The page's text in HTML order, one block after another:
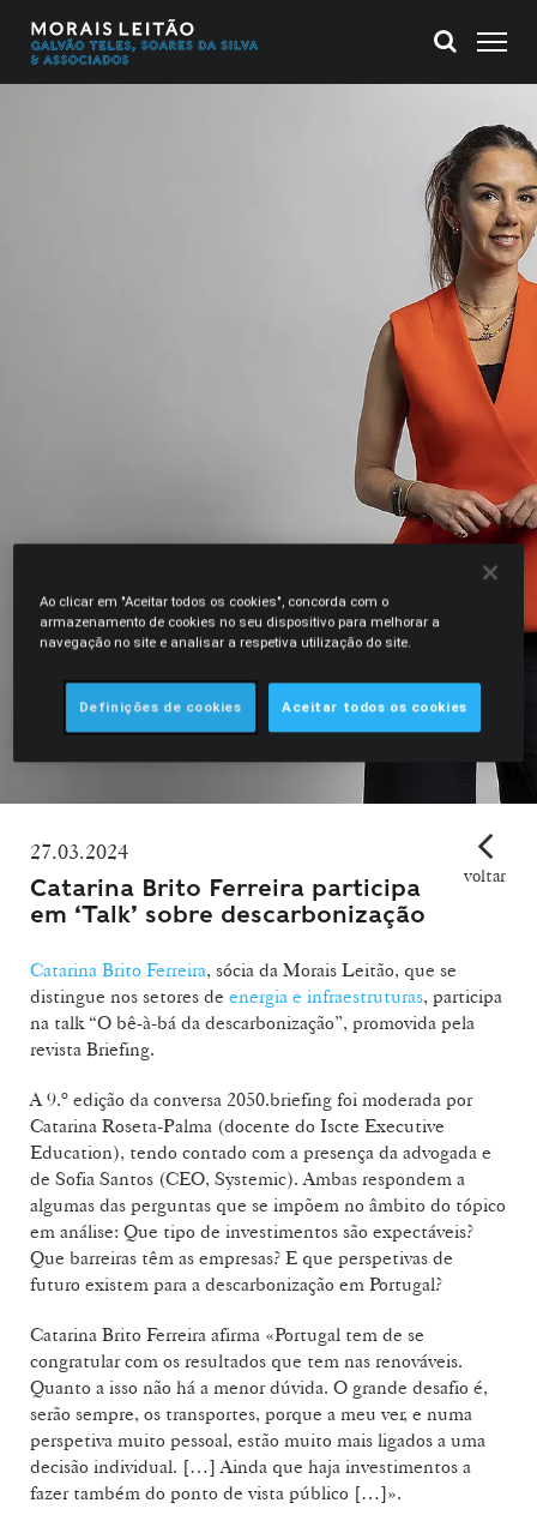
27.03.2024
Catarina Brito Ferreira participa
em ‘Talk’ sobre descarbonização
voltar
Catarina Brito Ferreira, sócia da Morais Leitão, que se
distingue nos setores de energia e infraestruturas, participa
na talk “O bê-à-bá da descarbonização”, promovida pela
revista Briefing.
A 9.º edição da conversa 2050.briefing foi moderada por
Catarina Roseta-Palma (docente do Iscte Executive
Education), tendo contado com a presença da advogada e
de Sofia Santos (CEO, Systemic). Ambas respondem a
algumas das perguntas que se impõem no âmbito do tópico
em análise: Que tipo de investimentos são expectáveis?
Que barreiras têm as empresas? E que perspetivas de
futuro existem para a descarbonização em Portugal?
Catarina Brito Ferreira afirma «Portugal tem de se
congratular com os resultados que tem nas renováveis.
Quanto a isso não há a menor dúvida. O grande desafio é,
serão sempre, os transportes, porque a meu ver, e numa
perspetiva muito pessoal, estão muito mais ligados a uma
decisão individual. […] Ainda que haja investimentos a
fazer também do ponto de vista público […]».
Ao clicar em "Aceitar todos os cookies", concorda com o
armazenamento de cookies no seu dispositivo para melhorar a
navegação no site e analisar a respetiva utilização do site.
Definições de cookies Aceitar todos os cookies